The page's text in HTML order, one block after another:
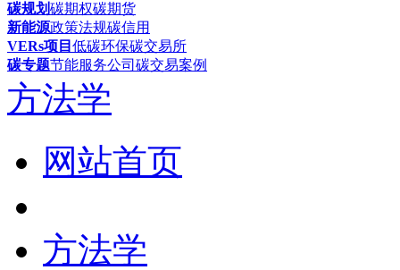
碳规划碳期权碳期货
新能源政策法规碳信用
VERs项目 低碳环保碳交易所
碳专题节能服务公司 碳交易案例
方法学
网站首页
方法学